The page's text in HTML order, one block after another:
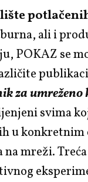
ali i
POKAZ se
za umreženo
svima
u
mreži.